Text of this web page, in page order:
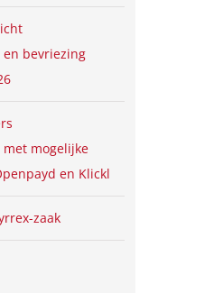
bevriezing
mogelijke
en Klickl
zaak